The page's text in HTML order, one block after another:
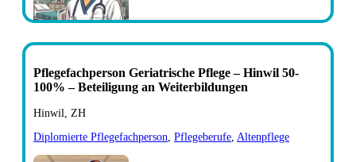
Pflegefachperson Geriatrische Pflege – Hinwil 50-
100% – Beteiligung an Weiterbildungen
Hinwil, ZH
Diplomierte Pflegefachperson Pflegeberufe Altenpflege